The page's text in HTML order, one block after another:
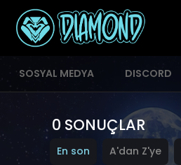
SOSYAL MEDYA DISCORD
0 SONUÇLAR
En son A'dan Z'ye